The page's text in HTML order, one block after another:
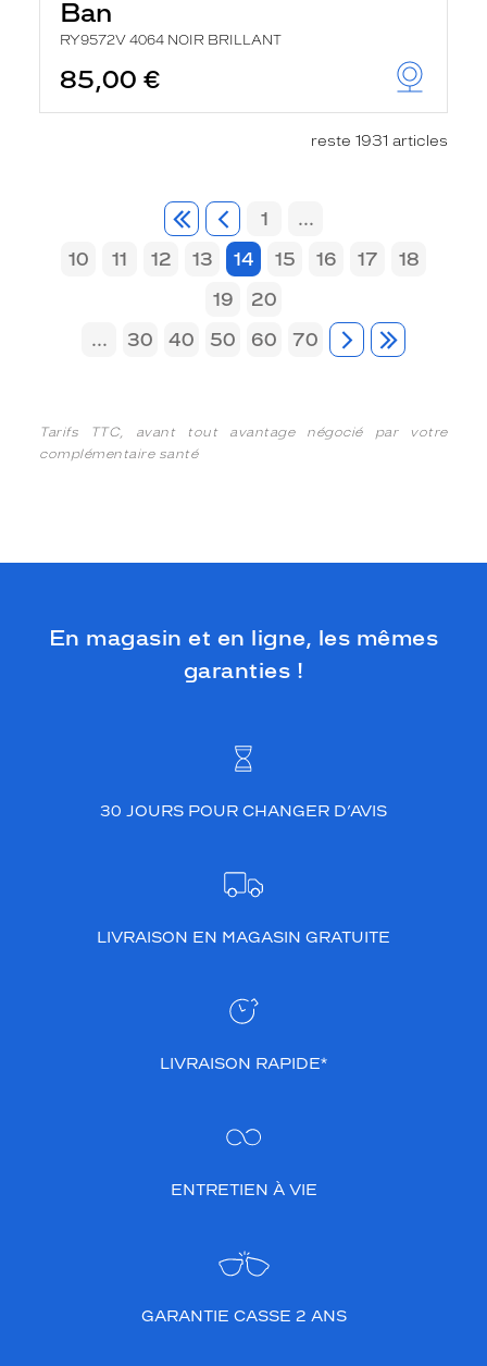
Ban
RY9572V 4064 NOIR BRILLANT
85,00 €
reste 1931 articles
1
...
10
11 12 13 14 15 16 17
18
19
20
...
30 40 50 60 70
Tarifs TTC, avant tout avantage négocié par votre
complémentaire santé
En magasin et en ligne, les mêmes
garanties !
30 JOURS POUR CHANGER D’AVIS
LIVRAISON EN MAGASIN GRATUITE
LIVRAISON RAPIDE*
ENTRETIEN À VIE
GARANTIE CASSE 2 ANS